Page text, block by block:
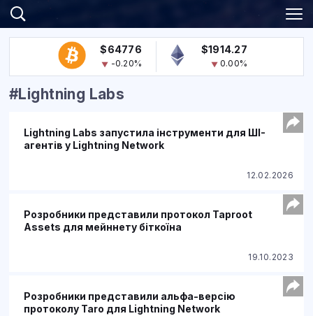
$64776
-0.20%
$1914.27
0.00%
#Lightning Labs
Lightning Labs запустила інструменти для ШІ-
агентів у Lightning Network
12.02.2026
Розробники представили протокол Taproot
Assets для мейннету біткоїна
19.10.2023
Розробники представили альфа-версію
протоколу Taro для Lightning Network